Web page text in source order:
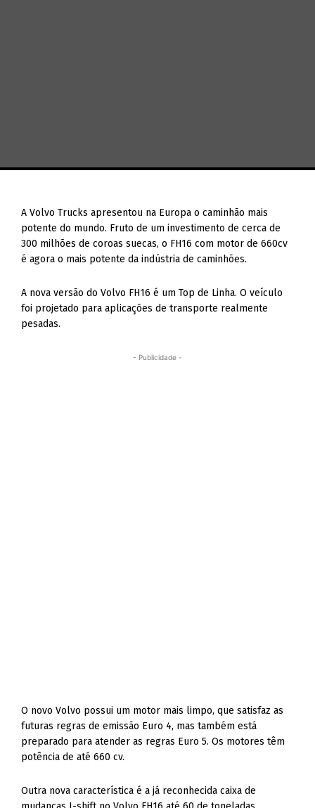
A Volvo Trucks apresentou na Europa o caminhão mais
potente do mundo. Fruto de um investimento de cerca de
300 milhões de coroas suecas, o FH16 com motor de 660cv
é agora o mais potente da indústria de caminhões.
A nova versão do Volvo FH16 é um Top de Linha. O veículo
foi projetado para aplicações de transporte realmente
pesadas.
- Publicidade -
O novo Volvo possui um motor mais limpo, que satisfaz as
futuras regras de emissão Euro 4, mas também está
preparado para atender as regras Euro 5. Os motores têm
potência de até 660 cv.
Outra nova característica é a já reconhecida caixa de